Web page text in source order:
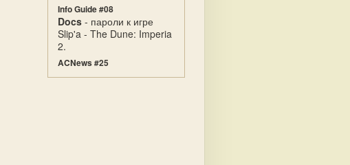
Info Guide #08
Docs - пароли к игре
Slip'a - The Dune: Imperia
2.
ACNews #25